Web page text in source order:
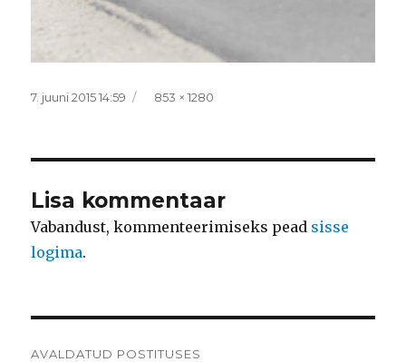
Postitatud
7. juuni 2015 14:59 Täissuurus
853 × 1280
Lisa kommentaar
Vabandust, kommenteerimiseks pead sisse
logima.
AVALDATUD POSTITUSES